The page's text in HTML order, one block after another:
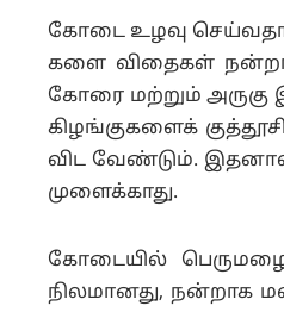
கோடை உழவு
களை விதைகள்
கோரை மற்றும்
கிழங்குகளைக்
விட வேண்டும்.
முளைக்காது.
கோடையில்
நிலமானது, நன்றாக